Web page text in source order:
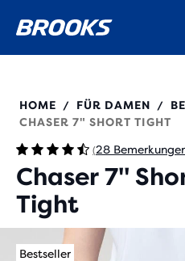
Der brandneue Ghost Amp ist
Wir präsentieren die neue
Kostenloser Versand für alle
221757
HOME / FÜR DAMEN /
CHASER 7" SHORT TIGHT
(28
Chaser 7"
Tight
Bestseller